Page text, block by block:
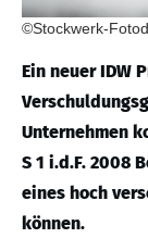
©Stockwerk-
Ein neuer IDW
Unternehmen
S 1 i.d.F. 2008
eines hoch
können.